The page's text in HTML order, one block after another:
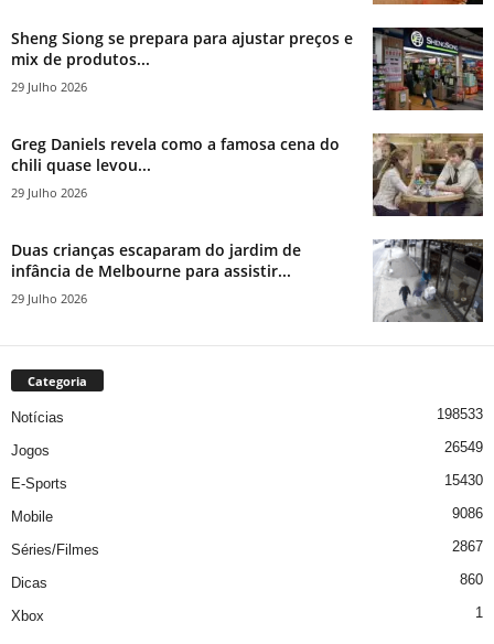
Sheng Siong se prepara para ajustar preços e
mix de produtos...
29 Julho 2026
Greg Daniels revela como a famosa cena do
chili quase levou...
29 Julho 2026
Duas crianças escaparam do jardim de
infância de Melbourne para assistir...
29 Julho 2026
Categoria
Notícias 198533
Jogos 26549
E-Sports 15430
Mobile 9086
Séries/Filmes 2867
Dicas 860
Xbox 1